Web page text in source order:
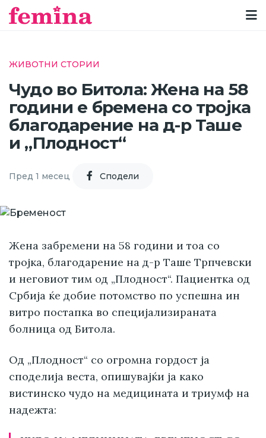
ЖИВОТНИ СТОРИИ
Чудо во Битола: Жена на 58
години е бремена со тројка
благодарение на д-р Таше
и „Плодност“
Пред 1 месец Cподели
Жена забремени на 58 години и тоа со
тројка, благодарение на д-р Таше Трпчевски
и неговиот тим од „Плодност“. Пациентка од
Србија ќе добие потомство по успешна ин
витро постапка во специјализираната
болница од Битола.
Од „Плодност“ со огромна гордост ја
споделија веста, опишувајќи ја како
вистинско чудо на медицината и триумф на
надежта: